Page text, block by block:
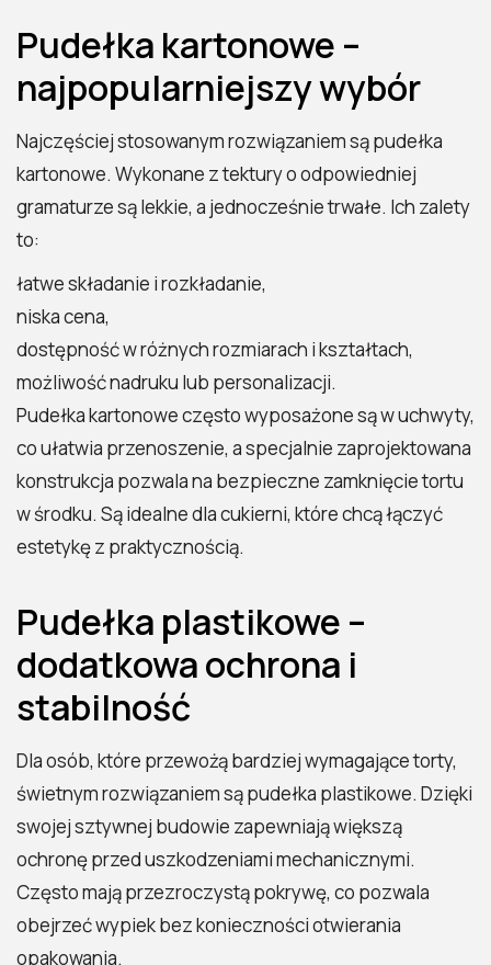
Pudełka kartonowe –
najpopularniejszy wybór
Najczęściej stosowanym rozwiązaniem są pudełka
kartonowe. Wykonane z tektury o odpowiedniej
gramaturze są lekkie, a jednocześnie trwałe. Ich zalety
to:
łatwe składanie i rozkładanie,
niska cena,
dostępność w różnych rozmiarach i kształtach,
możliwość nadruku lub personalizacji.
Pudełka kartonowe często wyposażone są w uchwyty,
co ułatwia przenoszenie, a specjalnie zaprojektowana
konstrukcja pozwala na bezpieczne zamknięcie tortu
w środku. Są idealne dla cukierni, które chcą łączyć
estetykę z praktycznością.
Pudełka plastikowe –
dodatkowa ochrona i
stabilność
Dla osób, które przewożą bardziej wymagające torty,
świetnym rozwiązaniem są pudełka plastikowe. Dzięki
swojej sztywnej budowie zapewniają większą
ochronę przed uszkodzeniami mechanicznymi.
Często mają przezroczystą pokrywę, co pozwala
obejrzeć wypiek bez konieczności otwierania
opakowania.